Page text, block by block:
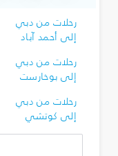
رحلات من دبي
إلى أحمد آباد
رحلات من دبي
إلى بوخارست
رحلات من دبي
إلى كوتشي